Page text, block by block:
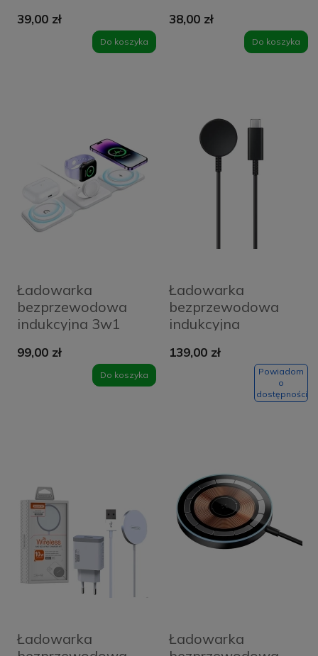
39,00 zł
Do koszyka
38,00 zł
Do koszyka
Ładowarka
bezprzewodowa
indukcyjna 3w1
zegarek biała
99,00 zł
Do koszyka
Ładowarka
bezprzewodowa
indukcyjna
OR900 czarna
139,00 zł
Powiadom
o
dostępności
Ładowarka
Ładowarka